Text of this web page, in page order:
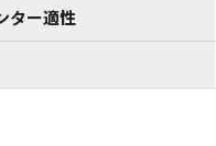
ター適性